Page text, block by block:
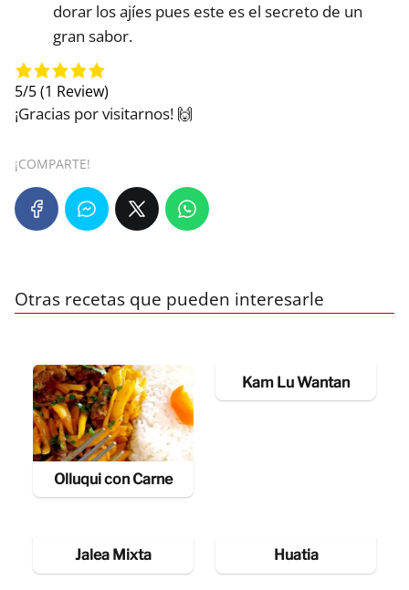
dorar los ajíes pues este es el secreto de un
gran sabor.
5/5(1 Review)
¡Gracias por visitarnos! 🙌
¡COMPARTE!
Otras recetas que pueden interesarle
Olluqui con Carne
Kam Lu Wantan
Jalea Mixta Huatia